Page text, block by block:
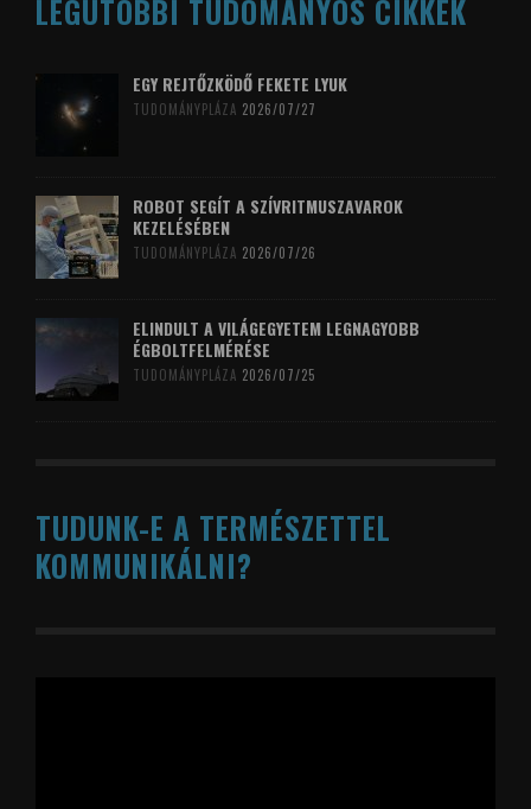
LEGUTÓBBI TUDOMÁNYOS CIKKEK
EGY REJTŐZKÖDŐ FEKETE LYUK
TUDOMÁNYPLÁZA 2026/07/27
ROBOT SEGÍT A SZÍVRITMUSZAVAROK
KEZELÉSÉBEN
TUDOMÁNYPLÁZA 2026/07/26
ELINDULT A VILÁGEGYETEM LEGNAGYOBB
ÉGBOLTFELMÉRÉSE
TUDOMÁNYPLÁZA 2026/07/25
TUDUNK-E A TERMÉSZETTEL
KOMMUNIKÁLNI?